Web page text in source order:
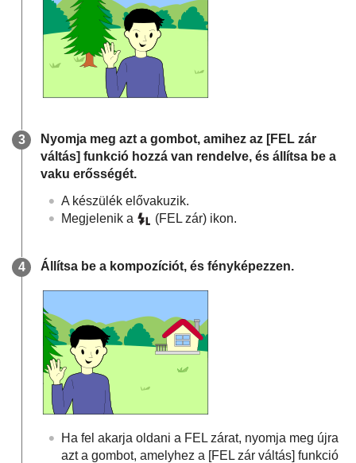
Nyomja meg azt a gombot, amihez az [FEL zár
váltás] funkció hozzá van rendelve, és állítsa be a
vaku erősségét.
A készülék elővakuzik.
Megjelenik a
(FEL zár) ikon.
Állítsa be a kompozíciót, és fényképezzen.
Ha fel akarja oldani a FEL zárat, nyomja meg újra
azt a gombot, amelyhez a [FEL zár váltás] funkció